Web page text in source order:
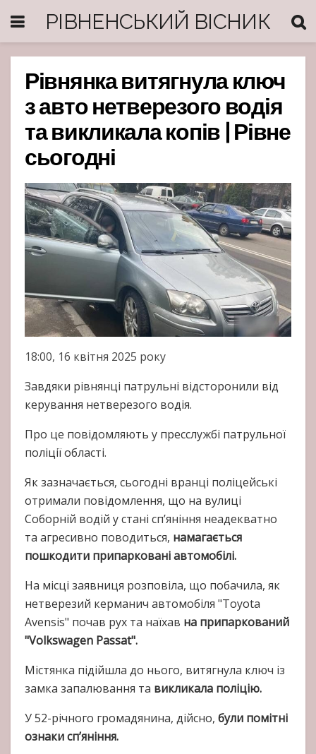
РІВНЕНСЬКИЙ ВІСНИК
Рівнянка витягнула ключ
з авто нетверезого водія
та викликала копів | Рівне
сьогодні
18:00, 16 квітня 2025 року
Завдяки рівнянці патрульні відсторонили від
керування нетверезого водія.
Про це повідомляють у пресслужбі патрульної
поліції області.
Як зазначається, сьогодні вранці поліцейські
отримали повідомлення, що на вулиці
Соборній водій у стані сп’яніння неадекватно
та агресивно поводиться, намагається
пошкодити припарковані автомобілі.
На місці заявниця розповіла, що побачила, як
нетверезий керманич автомобіля "Toyota
Avensis" почав рух та наїхав на припаркований
"Volkswagen Passat".
Містянка підійшла до нього, витягнула ключ із
замка запалювання та викликала поліцію.
У 52-річного громадянина, дійсно, були помітні
ознаки сп’яніння.